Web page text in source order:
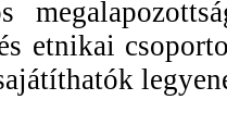
etnikai